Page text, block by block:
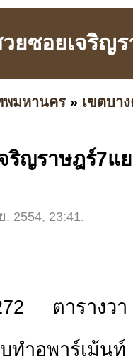
ยซอยเจริญร
พมหานคร » เขตบา
ริญราษฎร์7แ
2554, 23:41.
ตาราง
ทำอพาร์เม้น